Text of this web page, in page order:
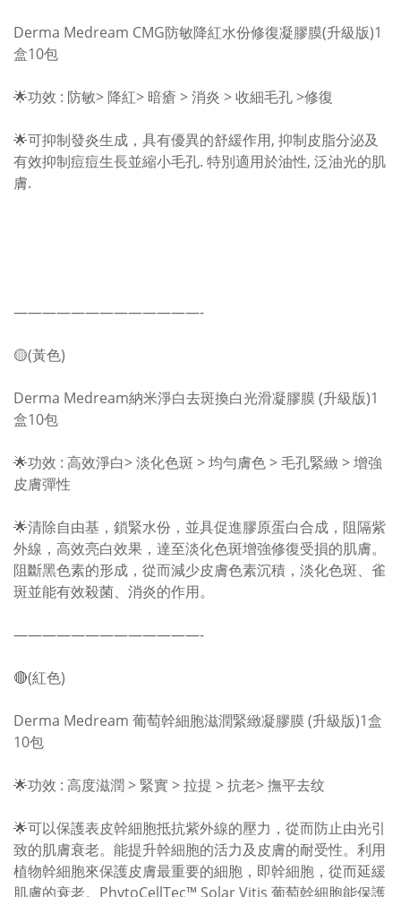
Derma Medream CMG防敏降紅水份修復凝膠膜(升級版)1
盒10包
🌟功效 : 防敏> 降紅> 暗瘡 > 消炎 > 收細毛孔 >修復
🌟可抑制發炎生成，具有優異的舒緩作用, 抑制皮脂分泌及
有效抑制痘痘生長並縮小毛孔. 特別適用於油性, 泛油光的肌
膚.
—————————————-
🟡(黃色)
Derma Medream納米淨白去斑換白光滑凝膠膜 (升級版)1
盒10包
🌟功效 : 高效淨白> 淡化色斑 > 均勻膚色 > 毛孔緊緻 > 增強
皮膚彈性
🌟清除自由基，鎖緊水份，並具促進膠原蛋白合成，阻隔紫
外線，高效亮白效果，達至淡化色斑增強修復受損的肌膚。
阻斷黑色素的形成，從而減少皮膚色素沉積，淡化色斑、雀
斑並能有效殺菌、消炎的作用。
—————————————-
🔴(紅色)
Derma Medream 葡萄幹細胞滋潤緊緻凝膠膜 (升級版)1盒
10包
🌟功效 : 高度滋潤 > 緊實 > 拉提 > 抗老> 撫平去纹
🌟可以保護表皮幹細胞抵抗紫外線的壓力，從而防止由光引
致的肌膚衰老。能提升幹細胞的活力及皮膚的耐受性。利用
植物幹細胞來保護皮膚最重要的細胞，即幹細胞，從而延緩
肌膚的衰老。PhytoCellTec™️ Solar Vitis 葡萄幹細胞能保護